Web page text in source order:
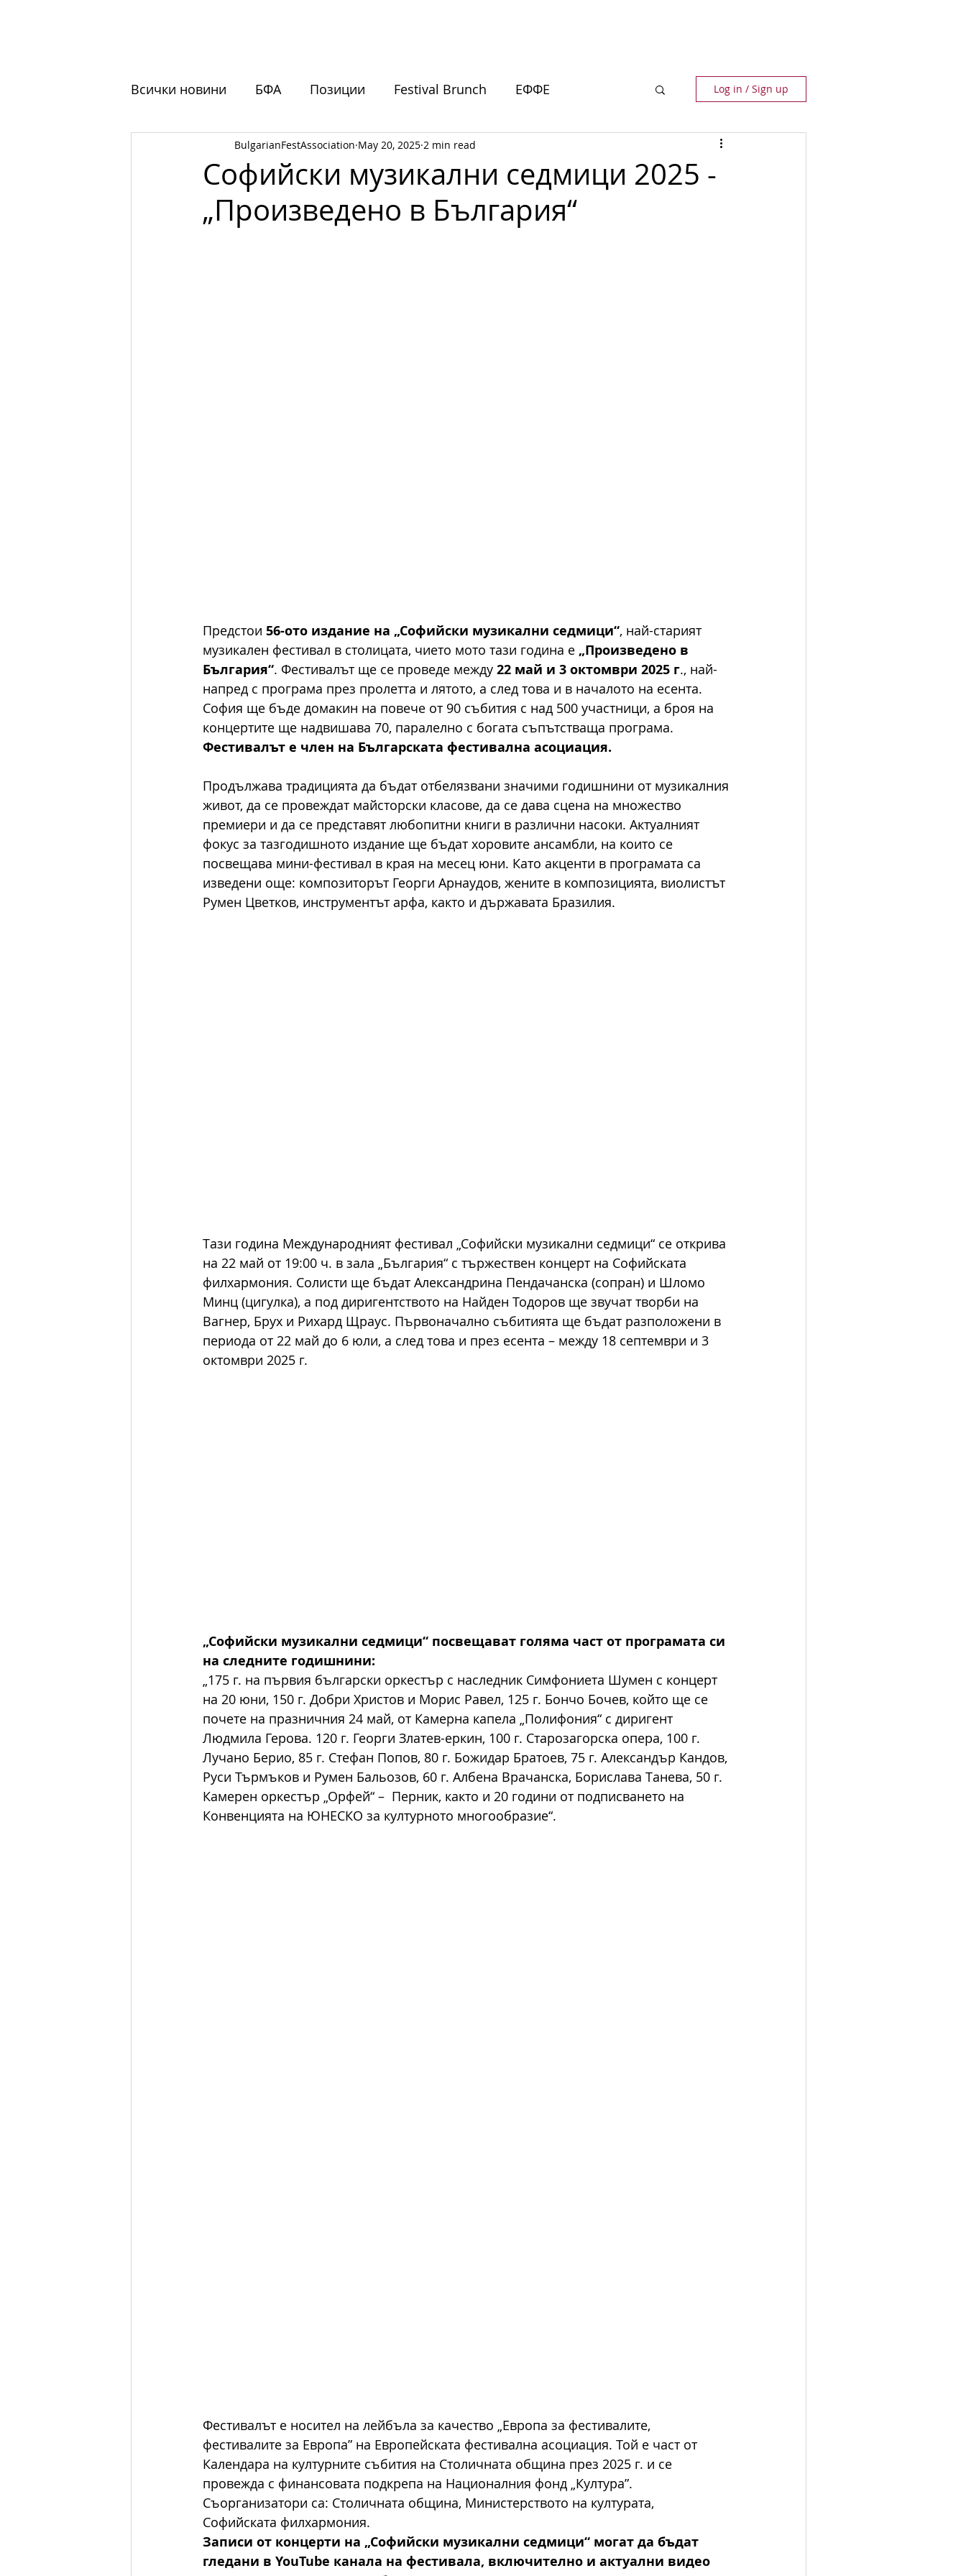
Всички новини БФА Позиции Festival Brunch ЕФФЕ
Отворени покани
Log in / Sign up
Софийски музикални седмици 2025 -
„Произведено в България“
BulgarianFestAssociation May 20, 2025 2 min read
Предстои 56-ото издание на „Софийски музикални седмици“, най-старият
музикален фестивал в столицата, чието мото тази година е „Произведено в
България“. Фестивалът ще се проведе между 22 май и 3 октомври 2025 г., най-
напред с програма през пролетта и лятото, а след това и в началото на есента.
София ще бъде домакин на повече от 90 събития с над 500 участници, а броя на
концертите ще надвишава 70, паралелно с богата съпътстваща програма.
Фестивалът е член на Българската фестивална асоциация.
Продължава традицията да бъдат отбелязвани значими годишнини от музикалния
живот, да се провеждат майсторски класове, да се дава сцена на множество
премиери и да се представят любопитни книги в различни насоки. Актуалният
фокус за тазгодишното издание ще бъдат хоровите ансамбли, на които се
посвещава мини-фестивал в края на месец юни. Като акценти в програмата са
изведени още: композиторът Георги Арнаудов, жените в композицията, виолистът
Румен Цветков, инструментът арфа, както и държавата Бразилия.
Тази година Международният фестивал „Софийски музикални седмици“ се открива
на 22 май от 19:00 ч. в зала „България“ с тържествен концерт на Софийската
филхармония. Солисти ще бъдат Александрина Пендачанска (сопран) и Шломо
Минц (цигулка), а под диригентството на Найден Тодоров ще звучат творби на
Вагнер, Брух и Рихард Щраус. Първоначално събитията ще бъдат разположени в
периода от 22 май до 6 юли, а след това и през есента – между 18 септември и 3
октомври 2025 г.
„Софийски музикални седмици“ посвещават голяма част от програмата си
на следните годишнини:
„175 г. на първия български оркестър с наследник Симфониета Шумен с концерт
на 20 юни, 150 г. Добри Христов и Морис Равел, 125 г. Бончо Бочев, който ще се
почете на празничния 24 май, от Камерна капела „Полифония“ с диригент
Людмила Герова. 120 г. Георги Златев-еркин, 100 г. Старозагорска опера, 100 г.
Лучано Берио, 85 г. Стефан Попов, 80 г. Божидар Братоев, 75 г. Александър Кандов,
Руси Търмъков и Румен Бальозов, 60 г. Албена Врачанска, Борислава Танева, 50 г.
Камерен оркестър „Орфей“ –  Перник, както и 20 години от подписването на
Конвенцията на ЮНЕСКО за културното многообразие“.
Фестивалът е носител на лейбъла за качество „Европа за фестивалите,
фестивалите за Европа” на Европейската фестивална асоциация. Той е част от
Календара на културните събития на Столичната община през 2025 г. и се
провежда с финансовата подкрепа на Националния фонд „Култура”.
Съорганизатори са: Столичната община, Министерството на културата,
Софийската филхармония.
Записи от концерти на „Софийски музикални седмици“ могат да бъдат
гледани в YouTube канала на фестивала, включително и актуални видео